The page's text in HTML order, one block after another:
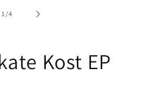
1/von
4
Kost EP